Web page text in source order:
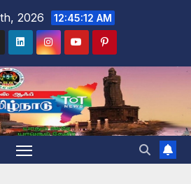
2026 12:45:13 AM